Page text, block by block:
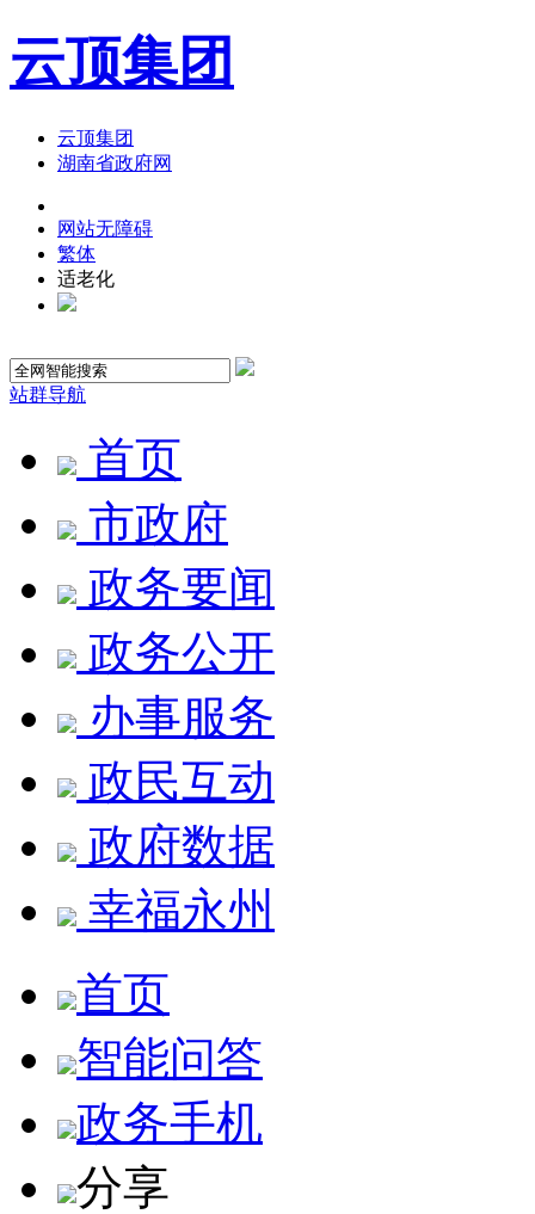
云顶集团
云顶集团
湖南省政府网
网站无障碍
繁体
适老化
站群导航
首页
市政府
政务要闻
政务公开
办事服务
政民互动
政府数据
幸福永州
首页
智能问答
政务手机
分享